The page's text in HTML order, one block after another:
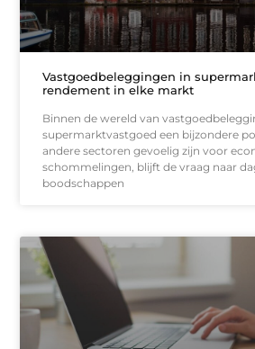
Vastgoedbeleggingen in
rendement in elke markt
Binnen de wereld van
supermarktvastgoed een bijzondere
andere sectoren gevoelig zijn voor
schommelingen, blijft de vraag naar
boodschappen